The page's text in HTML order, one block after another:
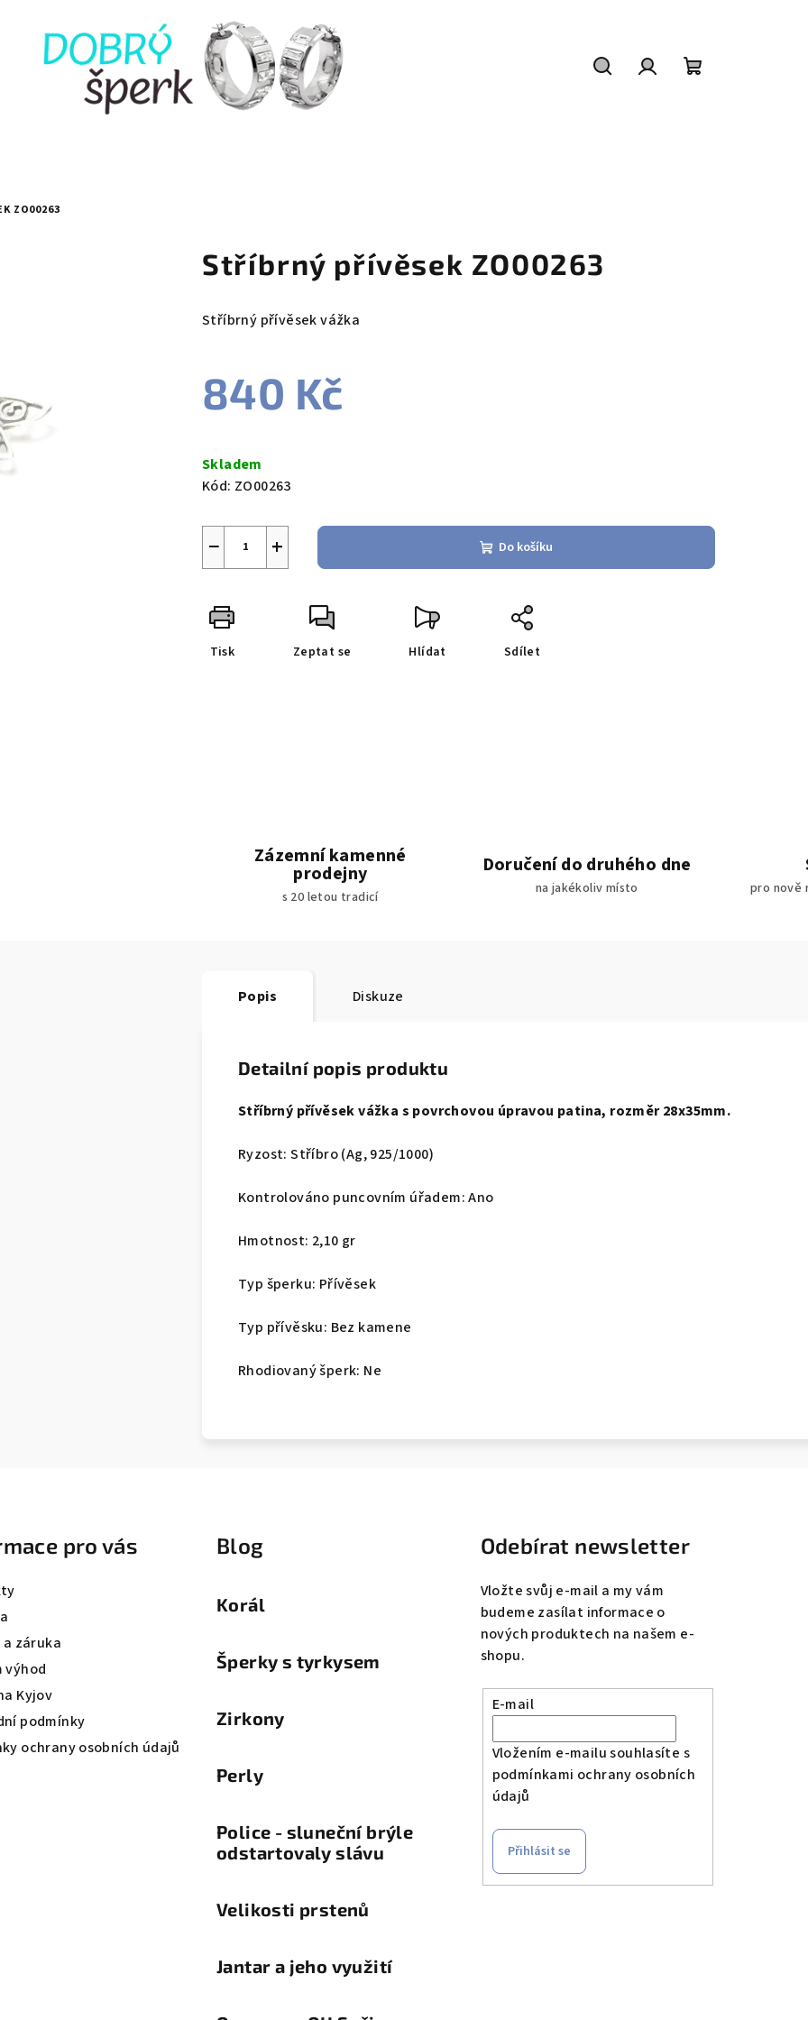
ZO00263
Stříbrný přívěsek ZO00263
Stříbrný přívěsek vážka
840 Kč
cena:
Skladem
Kód: ZO00263
+
− Do košíku
Tisk Zeptat se Hlídat Sdílet
Zázemní kamenné
prodejny
s 20 letou tradicí
Doručení do druhého dne
na jakékoliv místo pro nově
Popis Diskuze
Detailní popis produktu
Stříbrný přívěsek vážka s povrchovou úpravou patina, rozměr 28x35mm.
Ryzost: Stříbro (Ag, 925/1000)
Kontrolováno puncovním úřadem: Ano
Hmotnost: 2,10 gr
Typ šperku: Přívěsek
Typ přívěsku: Bez kamene
Rhodiovaný šperk: Ne
pro vás
záruka
výhod
Kyjov
podmínky
ochrany osobních údajů
Blog
Korál
Šperky s tyrkysem
Zirkony
Perly
Police - sluneční brýle
odstartovaly slávu
Velikosti prstenů
Jantar a jeho využití
Odebírat newsletter
Vložte svůj e-mail a my vám
budeme zasílat informace o
nových produktech na našem e-
shopu.
E-mail
Vložením e-mailu souhlasíte s
podmínkami ochrany osobních
údajů
Přihlásit se